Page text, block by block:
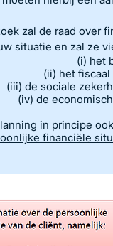
zal de raad over
situatie en zal ze
(i) het
(ii) het
(iii) de sociale
(iv) de
in principe
financiële